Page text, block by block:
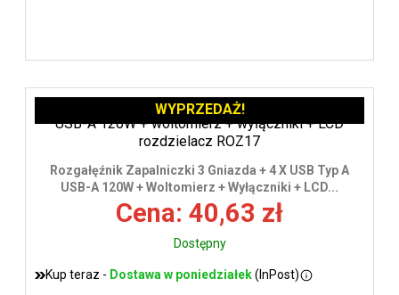
Rozgałęźnik Zapalniczki 3 Gniazda + 4 X USB Typ A
USB-A 120W + Woltomierz + Wyłączniki + LCD...
Cena: 40,63 zł
Dostępny
Kup teraz - Dostawa w poniedziałek(InPost)
WYPRZEDAŻ!